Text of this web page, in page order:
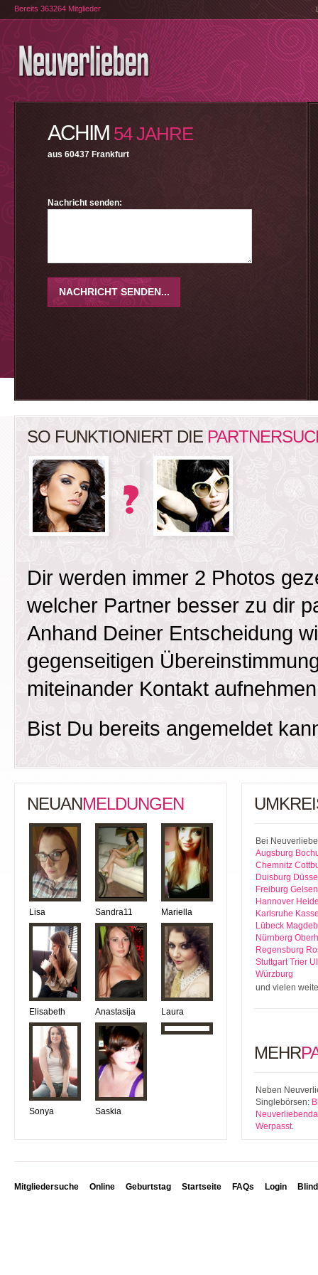
Bereits 363264 Mitglieder
ACHIM 54 JAHRE
aus 60437 Frankfurt
Nachricht senden:
SO FUNKTIONIERT DIE
Dir werden immer 2 Photos
welcher Partner besser zu dir
Anhand Deiner Entscheidung
gegenseitigen
miteinander Kontakt
Bist Du bereits angemeldet
NEUANMELDUNGEN
Lisa Sandra11 Mariella
Elisabeth Anastasija Laura
Sonya Saskia
Bei
Augsburg
Chemnitz
Duisburg
Freiburg
Hannover
Karlsruhe
Lübeck
Nürnberg
Regensburg
Stuttgart Trier
Würzburg
und vielen
MEHR
Neben
Singlebörsen:
Werpasst.
Mitgliedersuche Online Geburtstag Startseite FAQs Login